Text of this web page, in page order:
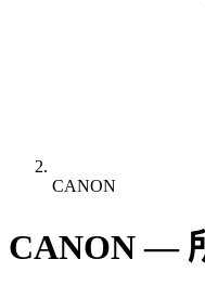
CANON
CANON —